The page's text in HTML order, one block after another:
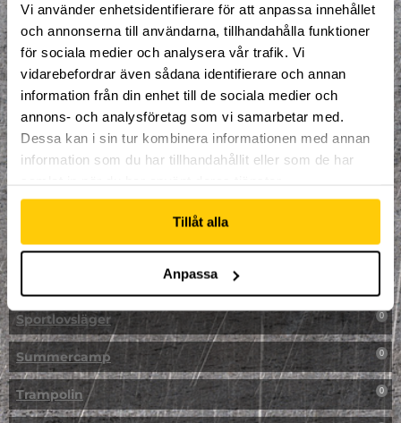
Vi använder enhetsidentifierare för att anpassa innehållet
och annonserna till användarna, tillhandahålla funktioner
för sociala medier och analysera vår trafik. Vi
vidarebefordrar även sådana identifierare och annan
information från din enhet till de sociala medier och
annons- och analysföretag som vi samarbetar med.
Dessa kan i sin tur kombinera informationen med annan
information som du har tillhandahållit eller som de har
Tillåt alla
Anpassa
Multisport
Mässa
NPF-Träning
Parkour
Påsk på Dome
Påsklovsläger 0
Skateboard 0
Sportlovsläger 0
Summercamp 0
Trampolin 0